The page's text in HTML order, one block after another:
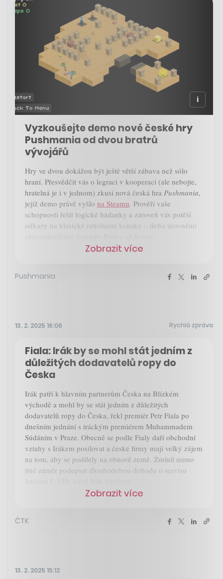
Vyzkoušejte demo nové české hry
Pushmania od dvou bratrů
vývojářů
Hry ve dvou dokážou být ještě větší zábava než sólo
hraní. Přesvědčit vás o legraci v kooperaci (ale nebojte,
hratelná je i v jednom) zkusí nová česká hra Pushmania,
jejíž demo právě vyšlo na Steamu. Prověří vaše
schopnosti řešit logické hádanky a zároveň vás potěší
odkazy na klasické retroherní kousky – třeba úrovněmi
Zobrazit více
Pushmania
13. 2. 2025 16:06 Rychlá zpráva
Fiala: Irák by se mohl stát jedním z
důležitých dodavatelů ropy do
Česka
Irák patří k hlavním partnerům Česka na Blízkém
východě a mohl by se stát jedním z důležitých
dodavatelů ropy do Česka, řekl premiér Petr Fiala po
dnešním jednání s iráckým premiérem Muhammadem
Súdáním v Praze. Obecně se podle Fialy daří obchodní
vztahy s Irákem posilovat a české firmy mají velký zájem
na tom, aby se podílely na obnově země. Zmínil mimo
jiné záměr podepsat dlouhodobou dohodu o servisu
Zobrazit více
ČTK
13. 2. 2025 15:12